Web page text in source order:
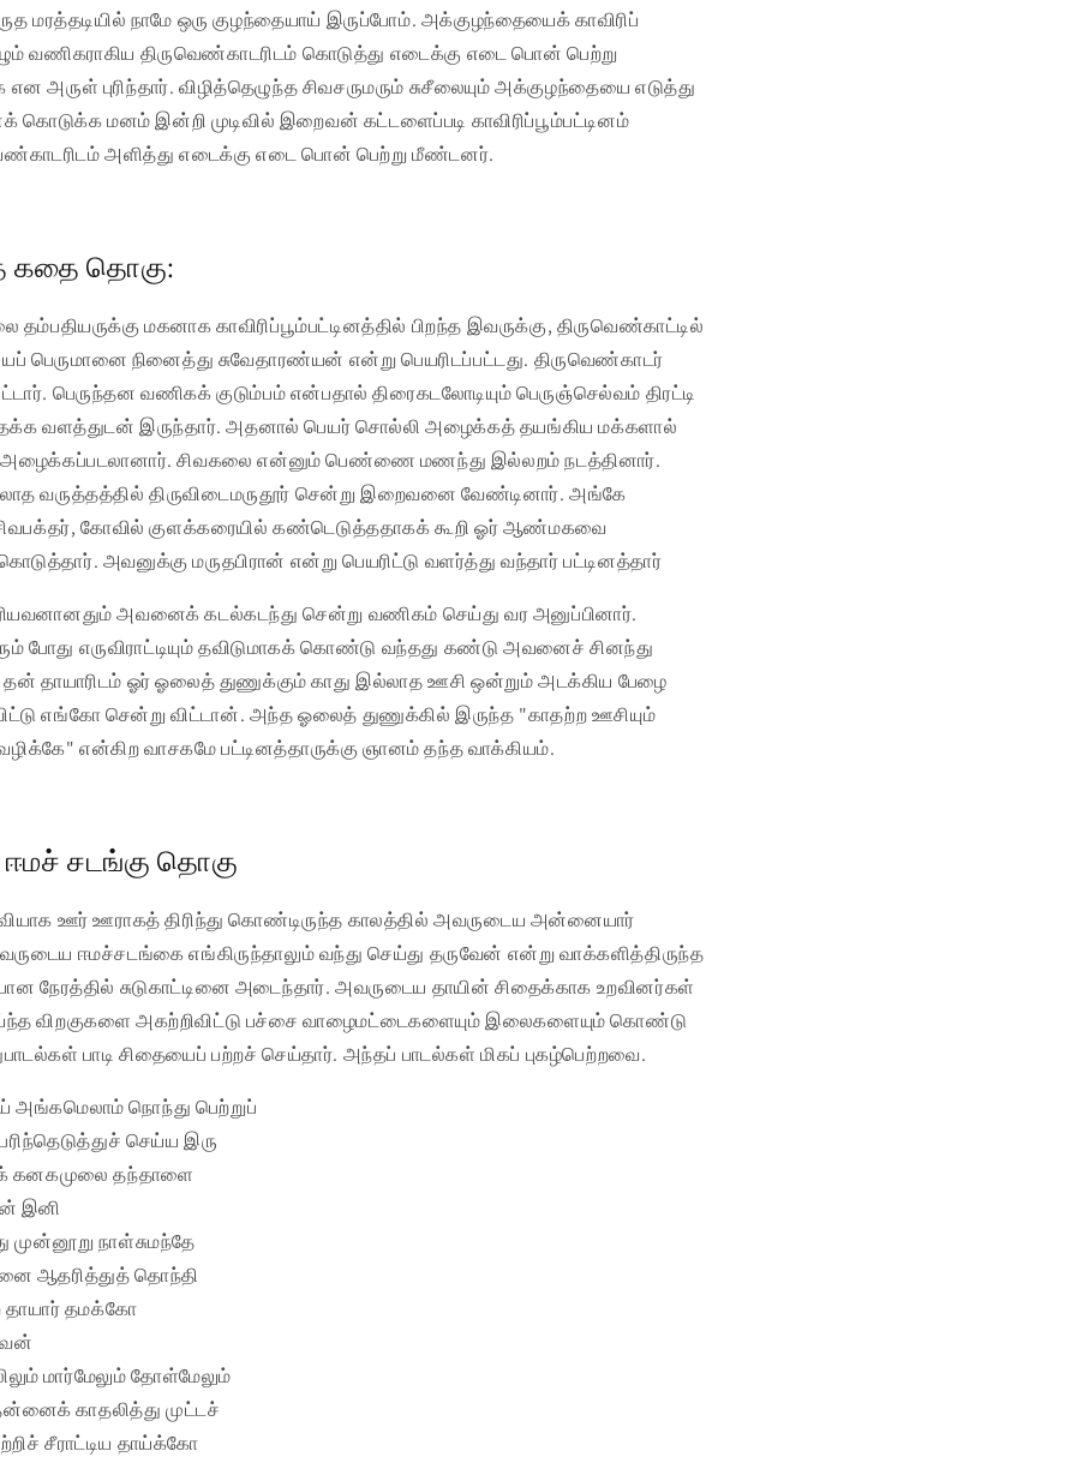
மரத்தடியில் நாமே ஒரு குழந்தையாய் இருப்போம். அக்குழந்தையைக் காவிரிப்
வணிகராகிய திருவெண்காடரிடம் கொடுத்து எடைக்கு எடை பொன் பெற்று
அருள் புரிந்தார். விழித்தெழுந்த சிவசருமரும் சுசீலையும் அக்குழந்தையை எடுத்து
மனம் இன்றி முடிவில் இறைவன் கட்டளைப்படி காவிரிப்பூம்பட்டினம்
அளித்து எடைக்கு எடை பொன் பெற்று மீண்டனர்.
கதை தொகு:
மகனாக காவிரிப்பூம்பட்டினத்தில் பிறந்த இவருக்கு, திருவெண்காட்டில்
பெருமானை நினைத்து சுவேதாரண்யன் என்று பெயரிடப்பட்டது. திருவெண்காடர்
பெருந்தன வணிகக் குடும்பம் என்பதால் திரைகடலோடியும் பெருஞ்செல்வம் திரட்டி
வளத்துடன் இருந்தார். அதனால் பெயர் சொல்லி அழைக்கத் தயங்கிய மக்களால்
அழைக்கப்படலானார். சிவகலை என்னும் பெண்ணை மணந்து இல்லறம் நடத்தினார்.
வருத்தத்தில் திருவிடைமருதூர் சென்று இறைவனை வேண்டினார். அங்கே
சிவபக்தர், கோவில் குளக்கரையில் கண்டெடுத்ததாகக் கூறி ஓர் ஆண்மகவை
அவனுக்கு மருதபிரான் என்று பெயரிட்டு வளர்த்து வந்தார் பட்டினத்தார்
அவனைக் கடல்கடந்து சென்று வணிகம் செய்து வர அனுப்பினார்.
போது எருவிராட்டியும் தவிடுமாகக் கொண்டு வந்தது கண்டு அவனைச் சினந்து
தாயாரிடம் ஓர் ஓலைத் துணுக்கும் காது இல்லாத ஊசி ஒன்றும் அடக்கிய பேழை
எங்கோ சென்று விட்டான். அந்த ஓலைத் துணுக்கில் இருந்த "காதற்ற ஊசியும்
என்கிற வாசகமே பட்டினத்தாருக்கு ஞானம் தந்த வாக்கியம்.
சடங்கு தொகு
ஊர் ஊராகத் திரிந்து கொண்டிருந்த காலத்தில் அவருடைய அன்னையார்
ஈமச்சடங்கை எங்கிருந்தாலும் வந்து செய்து தருவேன் என்று வாக்களித்திருந்த
நேரத்தில் சுடுகாட்டினை அடைந்தார். அவருடைய தாயின் சிதைக்காக உறவினர்கள்
விறகுகளை அகற்றிவிட்டு பச்சை வாழைமட்டைகளையும் இலைகளையும் கொண்டு
பாடி சிதையைப் பற்றச் செய்தார். அந்தப் பாடல்கள் மிகப் புகழ்பெற்றவை.
அங்கமெலாம் நொந்து பெற்றுப்
செய்ய இரு
கனகமுலை தந்தாளை
இனி
முன்னூறு நாள்சுமந்தே
ஆதரித்துத் தொந்தி
தாயார் தமக்கோ
மார்மேலும் தோள்மேலும்
காதலித்து முட்டச்
சீராட்டிய தாய்க்கோ